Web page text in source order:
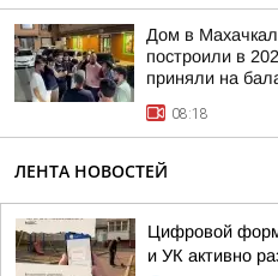
Дом в
построили в
приняли на
08:18
ЛЕНТА НОВОСТЕЙ
Цифровой
и УК активно